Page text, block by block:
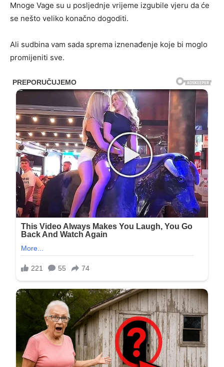
Mnoge Vage su u posljednje vrijeme izgubile vjeru da će
se nešto veliko konačno dogoditi.
Ali sudbina vam sada sprema iznenađenje koje bi moglo
promijeniti sve.